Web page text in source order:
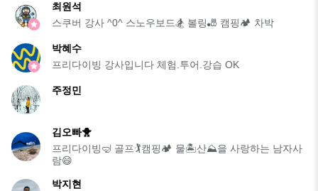
최원석
스쿠버 강사 ^0^ 스노우보드🏂 볼링🎳 캠핑🏕 차박
박혜수
프리다이빙 강사입니다 체험.투어.강습 OK
주정민
김오빠🐥
프리다이빙🤿 골프🏌️캠핑🏕️ 물🏝️산⛰️을 사랑하는 남자사
람😄
박지현